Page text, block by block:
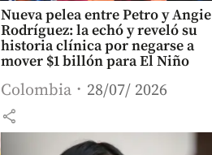
Nueva pelea entre Petro y Angie
Rodríguez: la echó y reveló su
historia clínica por negarse a
mover $1 billón para El Niño
Colombia 28/07/ 2026
share